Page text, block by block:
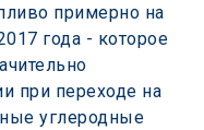
примерно на
года - которое
при переходе на
углеродные